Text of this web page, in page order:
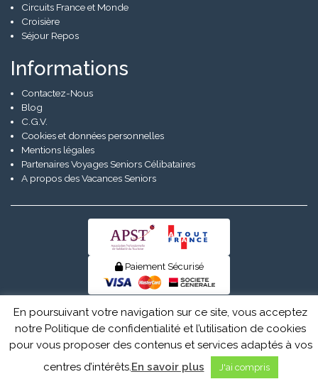
Circuits France et Monde
Croisière
Séjour Repos
Informations
Contactez-Nous
Blog
C.G.V.
Cookies et données personnelles
Mentions légales
Partenaires Voyages Seniors Célibataires
A propos des Vacances Seniors
Paiement Sécurisé
En poursuivant votre navigation sur ce site, vous acceptez
notre Politique de confidentialité et l’utilisation de cookies
pour vous proposer des contenus et services adaptés à vos
centres d’intérêts.En savoir plus J'ai compris